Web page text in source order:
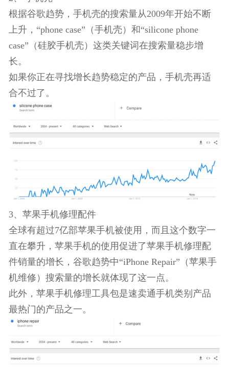
Arduino初学者工具包在程序员和技术爱好者中很流
行，能够帮助用户在使用Arduino的过程中积累经
验。这类产品通常价格超过100美元，这意味着你有
很高的利润空间。
Arduino初学者工具包自2008年开始越来越受欢迎，
月是它的销售旺季。
2、 手机壳
根据谷歌趋势，手机壳的搜索量从2009年开始不断
上升，“phone case”（手机壳）和“silicone phone
case”（硅胶手机壳）这类关键词在搜索量稳步增
长。
如果你正在寻找增长趋势稳定的产品，手机壳再适
合不过了。